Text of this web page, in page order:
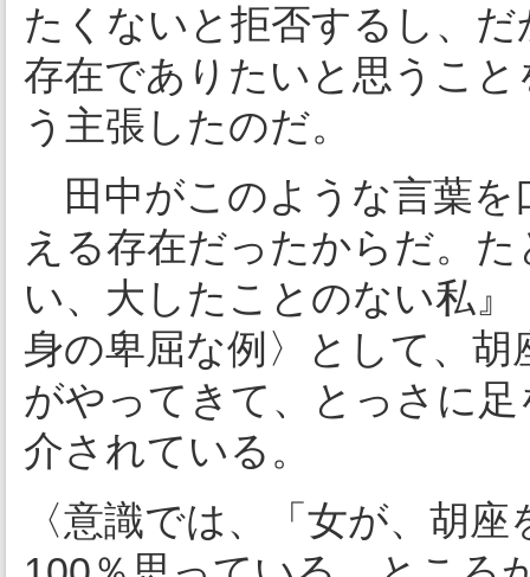
たくないと拒否するし、
存在でありたいと思うこ
う主張したのだ。
田中がこのような言葉を
える存在だったからだ。
い、大したことのない私
身の卑屈な例〉として、
がやってきて、とっさに
介されている。
〈意識では、「女が、胡